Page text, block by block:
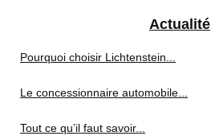
Actualité
Pourquoi choisir Lichtenstein...
Le concessionnaire automobile...
Tout ce qu’il faut savoir...